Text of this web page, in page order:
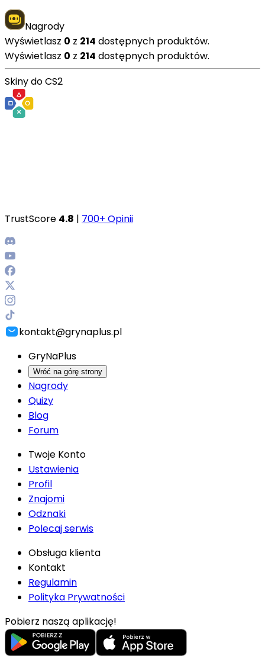
Nagrody
Wyświetlasz 0 z 214 dostępnych produktów.
Wyświetlasz 0 z 214 dostępnych produktów.
Skiny do CS2
TrustScore 4.8 | 700+ Opinii
kontakt@grynaplus.pl
GryNaPlus
Wróć na górę strony
Nagrody
Quizy
Blog
Forum
Twoje Konto
Ustawienia
Profil
Znajomi
Odznaki
Polecaj serwis
Obsługa klienta
Kontakt
Regulamin
Polityka Prywatności
Pobierz naszą aplikację!